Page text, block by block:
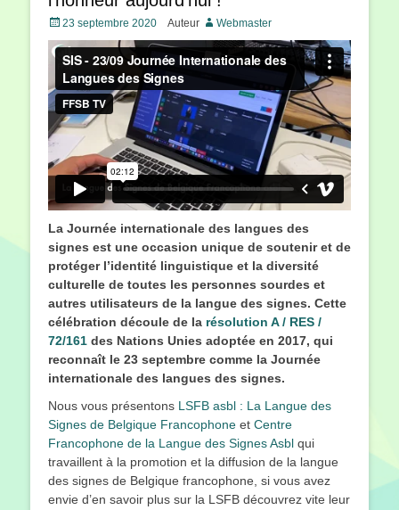
Posté
le
23 septembre 2020 Auteur Webmaster
La Journée internationale des langues des
signes est une occasion unique de soutenir et de
protéger l’identité linguistique et la diversité
culturelle de toutes les personnes sourdes et
autres utilisateurs de la langue des signes. Cette
célébration découle de la résolution A / RES /
72/161 des Nations Unies adoptée en 2017, qui
reconnaît le 23 septembre comme la Journée
internationale des langues des signes.
Nous vous présentons LSFB asbl : La Langue des
Signes de Belgique Francophone et Centre
Francophone de la Langue des Signes Asbl qui
travaillent à la promotion et la diffusion de la langue
des signes de Belgique francophone, si vous avez
envie d’en savoir plus sur la LSFB découvrez vite leur